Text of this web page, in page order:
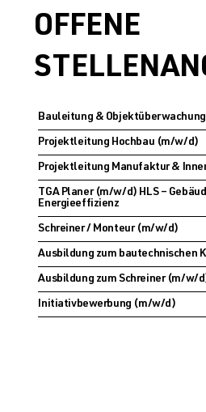
OFFENE
Bauleitung &
Projektleitung Hochbau (m/w/d)
Projektleitung Manufaktur &
TGA Planer (m/w/d) HLS –
Energieeffizienz
Schreiner / Monteur (m/w/d)
Ausbildung zum bautechnischen
Ausbildung zum Schreiner (m/w/
Initiativbewerbung (m/w/d)